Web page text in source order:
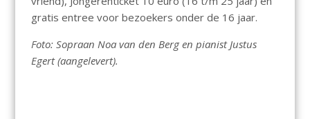
gratis entree voor bezoekers onder de 16 jaar.
Foto: Sopraan Noa van den Berg en pianist Justus
Egert (aangelevert).